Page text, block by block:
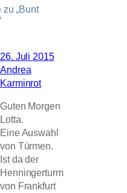
„Bunt
26. Juli 2015
Andrea
Karminrot
Guten Morgen
Lotta.
Eine Auswahl
von Türmen.
Ist da der
Henningerturm
von Frankfurt